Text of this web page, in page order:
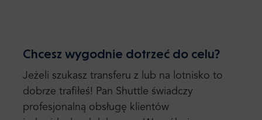
Chcesz wygodnie dotrzeć do celu?
Jeżeli szukasz transferu z lub na lotnisko to
dobrze trafiłeś! Pan Shuttle świadczy
profesjonalną obsługę klientów